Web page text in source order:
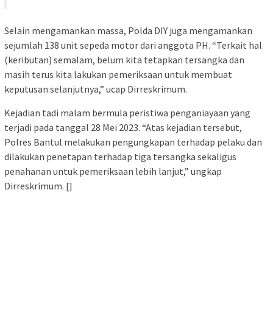
Selain mengamankan massa, Polda DIY juga mengamankan
sejumlah 138 unit sepeda motor dari anggota PH. “Terkait hal
(keributan) semalam, belum kita tetapkan tersangka dan
masih terus kita lakukan pemeriksaan untuk membuat
keputusan selanjutnya,” ucap Dirreskrimum.
Kejadian tadi malam bermula peristiwa penganiayaan yang
terjadi pada tanggal 28 Mei 2023. “Atas kejadian tersebut,
Polres Bantul melakukan pengungkapan terhadap pelaku dan
dilakukan penetapan terhadap tiga tersangka sekaligus
penahanan untuk pemeriksaan lebih lanjut,” ungkap
Dirreskrimum. []